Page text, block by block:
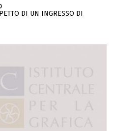
DI UN INGRESSO DI